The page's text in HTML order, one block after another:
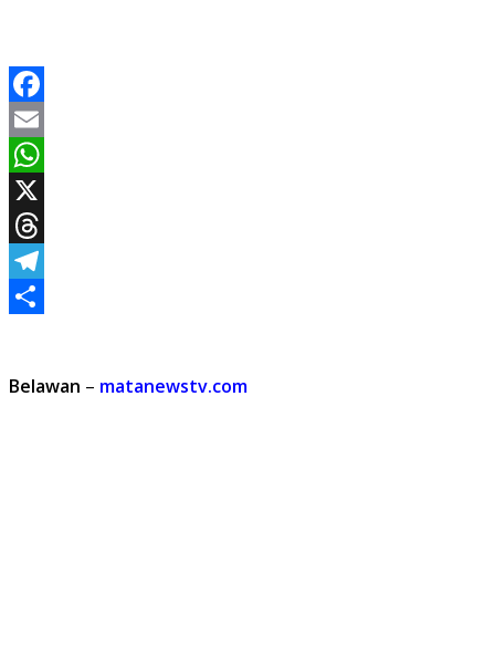
Facebook
Email
WhatsApp
X
Threads
Telegram
Belawan – matanewstv.com